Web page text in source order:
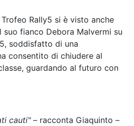
Rally5 si è visto anche
suo fianco Debora Malvermi su
soddisfatto di una
consentito di chiudere al
guardando al futuro con
cauti"– racconta Giaquinto –